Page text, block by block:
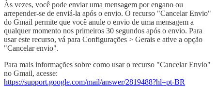
Às vezes, você pode enviar uma mensagem por engano ou
arrepender-se de enviá-la após o envio. O recurso "Cancelar Envio"
do Gmail permite que você anule o envio de uma mensagem a
qualquer momento nos primeiros 30 segundos após o envio. Para
usar este recurso, vá para Configurações > Gerais e ative a opção
"Cancelar envio".
Para mais informações sobre como usar o recurso "Cancelar Envio"
no Gmail, acesse:
https://support.google.com/mail/answer/2819488?hl=pt-BR